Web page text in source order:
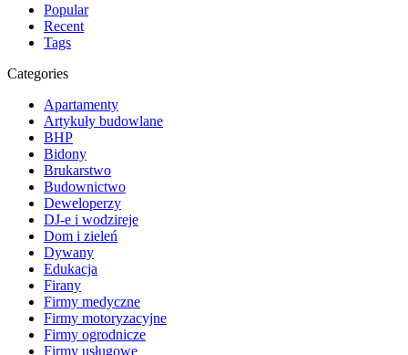
Popular
Recent
Tags
Categories
Apartamenty
Artykuły budowlane
BHP
Bidony
Brukarstwo
Budownictwo
Deweloperzy
DJ-e i wodzireje
Dom i zieleń
Dywany
Edukacja
Firany
Firmy medyczne
Firmy motoryzacyjne
Firmy ogrodnicze
Firmy usługowe